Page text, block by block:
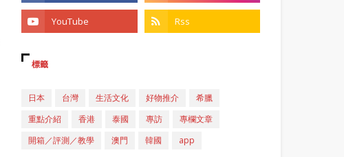
標籤
日本 台灣 生活文化 好物推介
希臘
重點介紹
香港 泰國 專訪
專欄文章
開箱／評測／教學
澳門 韓國 app